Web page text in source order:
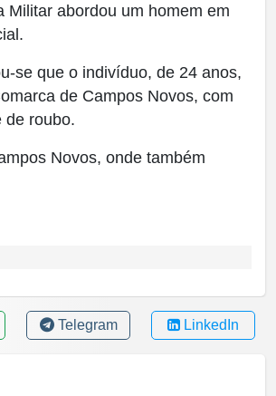
Militar abordou um homem em
se que o indivíduo, de 24 anos,
de Campos Novos, com
de roubo.
Novos, onde também
Telegram LinkedIn